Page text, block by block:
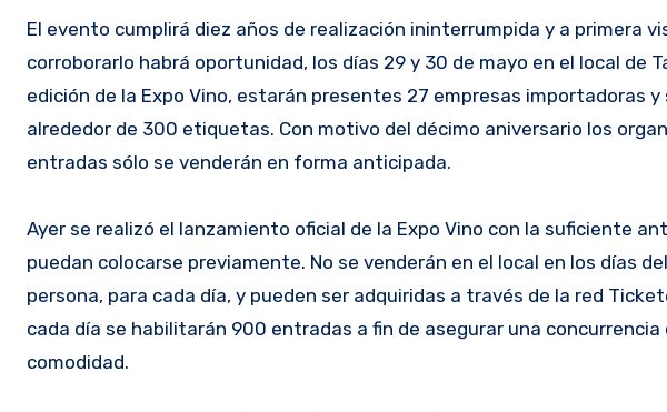
El evento cumplirá diez años de realización ininterrumpida y a primera vista parece que estará cada vez mejor. Para
corroborarlo habrá oportunidad, los días 29 y 30 de mayo en el local de
edición de la Expo Vino, estarán presentes 27 empresas importadoras
alrededor de 300 etiquetas. Con motivo del décimo aniversario los
entradas sólo se venderán en forma anticipada.
Ayer se realizó el lanzamiento oficial de la Expo Vino con la suficiente
puedan colocarse previamente. No se venderán en el local en los días
persona, para cada día, y pueden ser adquiridas a través de la red
cada día se habilitarán 900 entradas a fin de asegurar una
comodidad.